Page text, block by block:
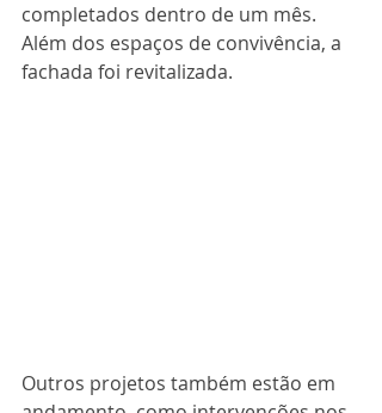
completados dentro de um mês.
Além dos espaços de convivência, a
fachada foi revitalizada.
Outros projetos também estão em